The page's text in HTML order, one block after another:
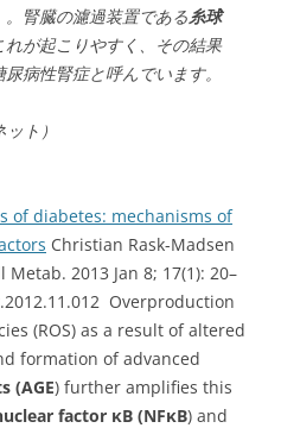
腎臓の濾過装置である糸球
れが起こりやすく、その結果
病性腎症と呼んでいます。
ト）
of diabetes: mechanisms of
Christian Rask-Madsen
Metab. 2013 Jan 8; 17(1): 20–
Overproduction
(ROS) as a result of altered
formation of advanced
(AGE) further amplifies this
factor κB (NFκB) and